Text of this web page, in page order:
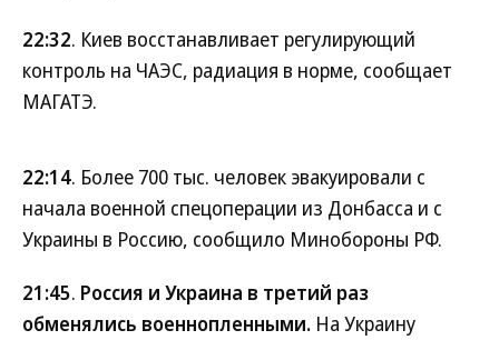
22:32. Киев восстанавливает регулирующий
контроль на ЧАЭС, радиация в норме, сообщает
МАГАТЭ.
22:14. Более 700 тыс. человек эвакуировали с
начала военной спецоперации из Донбасса и с
Украины в Россию, сообщило Минобороны РФ.
21:45. Россия и Украина в третий раз
обменялись военнопленными. На Украину